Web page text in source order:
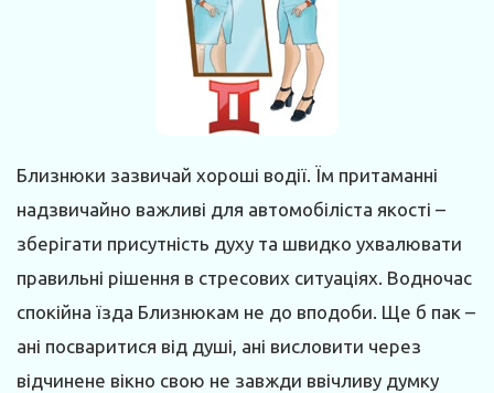
Близнюки зазвичай хороші водії. Їм притаманні
надзвичайно важливі для автомобіліста якості –
зберігати присутність духу та швидко ухвалювати
правильні рішення в стресових ситуаціях. Водночас
спокійна їзда Близнюкам не до вподоби. Ще б пак –
ані посваритися від душі, ані висловити через
відчинене вікно свою не завжди ввічливу думку